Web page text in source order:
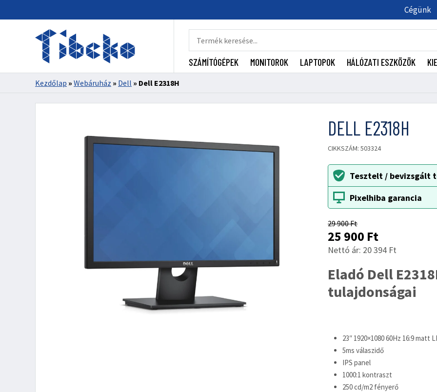
Cégünk
SZÁMÍTÓGÉPEK MONITOROK LAPTOPOK HÁLÓZATI ESZKÖZÖK
Kezdőlap » Webáruház » Dell » Dell E2318H
DELL E2318H
CIKKSZÁM: 503324
Tesztelt / bevizsgált
Pixelhiba garancia
29 900Ft
Original
price
was:
29
900 Ft.
25 900 FtCurrent
price
is:
25
900 Ft.
Nettó ár: 20 394 Ft
Eladó Dell
tulajdonságai
23″ 1920×1080 60Hz 16:9 matt
5ms válaszidő
IPS panel
1000:1 kontraszt
250 cd/m2 fényerő